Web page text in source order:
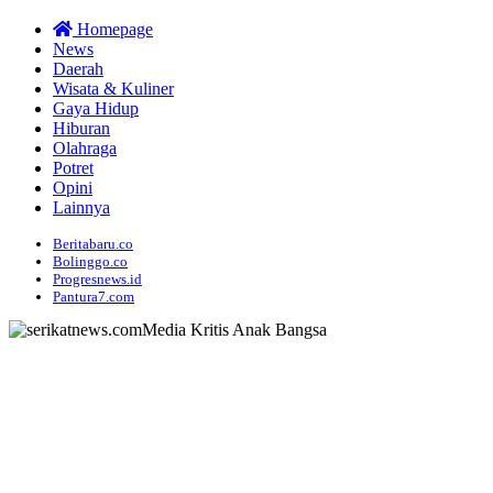
Homepage
News
Daerah
Wisata & Kuliner
Gaya Hidup
Hiburan
Olahraga
Potret
Opini
Lainnya
Beritabaru.co
Bolinggo.co
Progresnews.id
Pantura7.com